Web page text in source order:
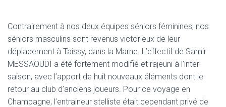
Contrairement à nos deux équipes séniors féminines, nos
séniors masculins sont revenus victorieux de leur
déplacement à Taissy, dans la Marne. L’effectif de Samir
MESSAOUDI a été fortement modifié et rajeuni à l’inter-
saison, avec l’apport de huit nouveaux éléments dont le
retour au club d’anciens joueurs. Pour ce voyage en
Champagne, l’entraineur stelliste était cependant privé de